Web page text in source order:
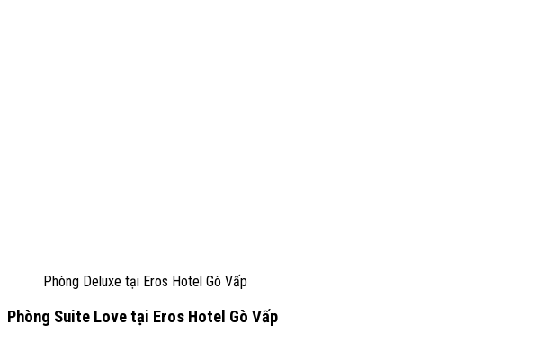
Phòng Deluxe tại Eros Hotel Gò Vấp
Phòng Suite Love tại Eros Hotel Gò Vấp